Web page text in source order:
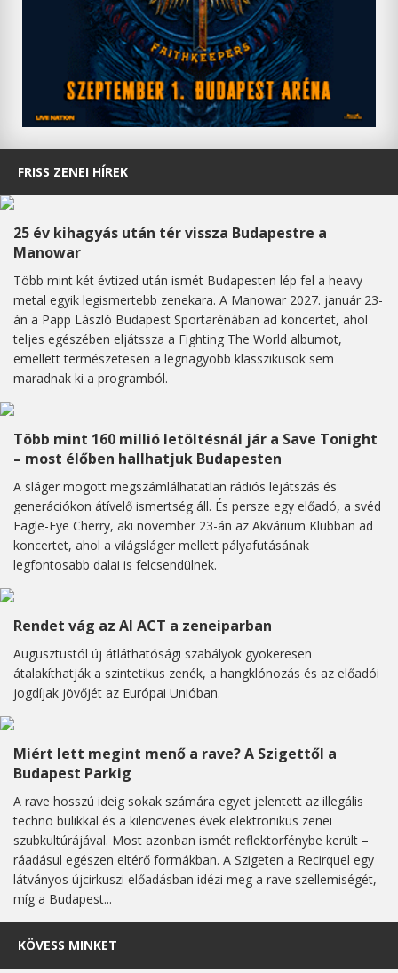
FRISS ZENEI HÍREK
25 év kihagyás után tér vissza Budapestre a
Manowar
Több mint két évtized után ismét Budapesten lép fel a heavy
metal egyik legismertebb zenekara. A Manowar 2027. január 23-
án a Papp László Budapest Sportarénában ad koncertet, ahol
teljes egészében eljátssza a Fighting The World albumot,
emellett természetesen a legnagyobb klasszikusok sem
maradnak ki a programból.
Több mint 160 millió letöltésnál jár a Save Tonight
– most élőben hallhatjuk Budapesten
A sláger mögött megszámlálhatatlan rádiós lejátszás és
generációkon átívelő ismertség áll. És persze egy előadó, a svéd
Eagle-Eye Cherry, aki november 23-án az Akvárium Klubban ad
koncertet, ahol a világsláger mellett pályafutásának
legfontosabb dalai is felcsendülnek.
Rendet vág az AI ACT a zeneiparban
Augusztustól új átláthatósági szabályok gyökeresen
átalakíthatják a szintetikus zenék, a hangklónozás és az előadói
jogdíjak jövőjét az Európai Unióban.
Miért lett megint menő a rave? A Szigettől a
Budapest Parkig
A rave hosszú ideig sokak számára egyet jelentett az illegális
techno bulikkal és a kilencvenes évek elektronikus zenei
szubkultúrájával. Most azonban ismét reflektorfénybe került –
ráadásul egészen eltérő formákban. A Szigeten a Recirquel egy
látványos újcirkuszi előadásban idézi meg a rave szellemiségét,
míg a Budapest...
KÖVESS MINKET